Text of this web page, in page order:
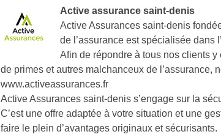
Active assurance saint-denis
Active Assurances saint-denis
de l’assurance est spécialisée dans
Afin de répondre à tous nos clients
de primes et autres malchanceux de l’assurance,
www.activeassurances.fr
Active Assurances saint-denis s’engage sur la
C’est une offre adaptée à votre situation et une
faire le plein d’avantages originaux et sécurisants.